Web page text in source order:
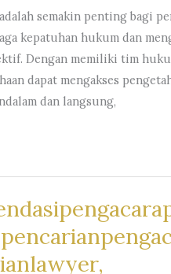
semakin penting bagi
kepatuhan hukum dan
Dengan memiliki tim
dapat mengakses
dan langsung,